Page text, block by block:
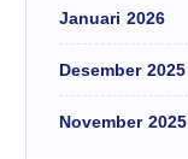
Januari 2026
Desember 2025
November 2025